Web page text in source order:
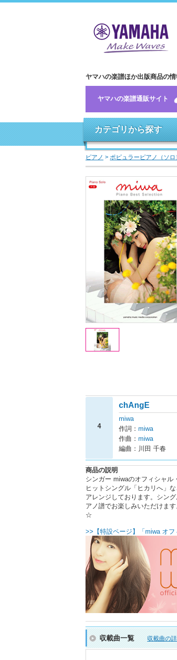
ヤマハの楽譜ほか出版商品の情
ヤマハの楽譜通販サイト
カテゴリから探す
ピアノ > ポピュラーピアノ（ソロ
4
chAngE
miwa
作詞： miwa
作曲： miwa
編曲：川田 千春
商品の説明
シンガー miwaのオフィシャ
ヒットシングル「ヒカリへ」
アレンジしております。シン
アノ譜でお楽しみいただけま
☆
>>【特設ページ】「miwa オ
収載曲一覧 収載曲の